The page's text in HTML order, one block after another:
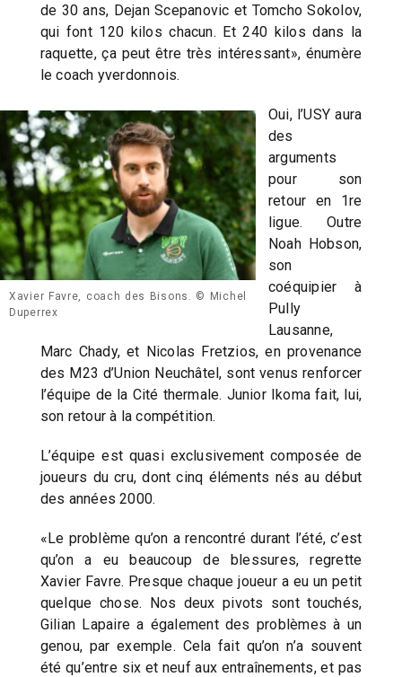
de 30 ans, Dejan Scepanovic et Tomcho Sokolov,
qui font 120 kilos chacun. Et 240 kilos dans la
raquette, ça peut être très intéressant», énumère
le coach yverdonnois.
Xavier Favre, coach des Bisons. © Michel
Duperrex
Oui, l’USY aura
des
arguments
pour son
retour en 1re
ligue. Outre
Noah Hobson,
son
coéquipier à
Pully
Lausanne,
Marc Chady, et Nicolas Fretzios, en provenance
des M23 d’Union Neuchâtel, sont venus renforcer
l’équipe de la Cité thermale. Junior Ikoma fait, lui,
son retour à la compétition.
L’équipe est quasi exclusivement composée de
joueurs du cru, dont cinq éléments nés au début
des années 2000.
«Le problème qu’on a rencontré durant l’été, c’est
qu’on a eu beaucoup de blessures, regrette
Xavier Favre. Presque chaque joueur a eu un petit
quelque chose. Nos deux pivots sont touchés,
Gilian Lapaire a également des problèmes à un
genou, par exemple. Cela fait qu’on n’a souvent
été qu’entre six et neuf aux entraînements, et pas